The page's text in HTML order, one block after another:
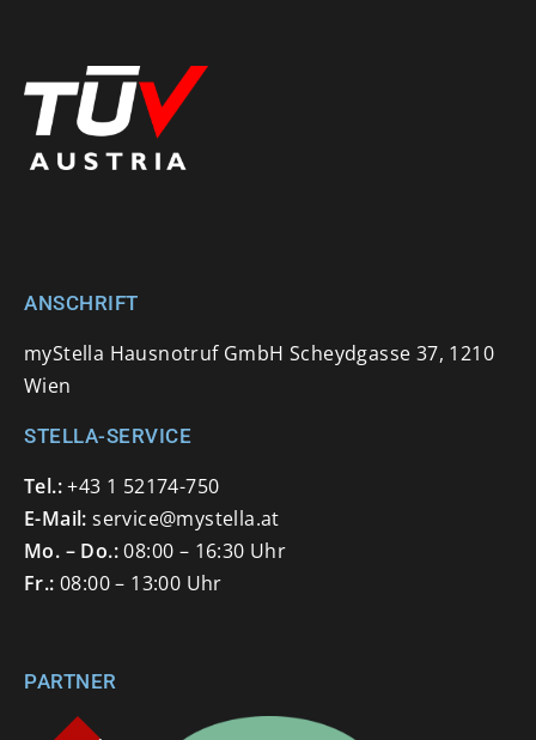
ANSCHRIFT
myStella Hausnotruf GmbH Scheydgasse 37, 1210
Wien
STELLA-SERVICE
Tel.: +43 1 52174-750
E-Mail: service@mystella.at
Mo. – Do.:08:00 – 16:30 Uhr
Fr.: 08:00 – 13:00 Uhr
PARTNER